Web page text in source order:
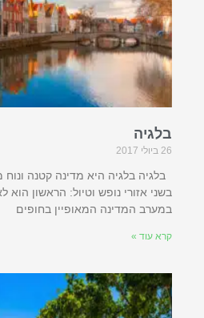
בלגיה
26 ביולי 2017
בלגיה בלגיה היא מדינה קטנה ונוח
בשני אזורי נופש וטיול: הראשון הוא
במערב המדינה המאופיין בחופים
קרא עוד »